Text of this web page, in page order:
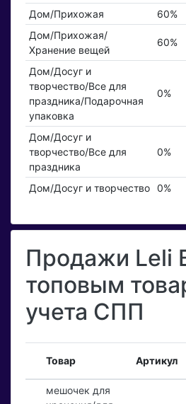
Дом/Прихожая 60%
Дом/Прихожая/
Хранение вещей
60%
Дом/Досуг и
творчество/Все для
праздника/Подарочная
упаковка
0%
Дом/Досуг и
творчество/Все для
праздника
0%
Дом/Досуг и творчество 0%
Продажи Leli
топовым
учета СПП
Товар Артикул
мешочек для